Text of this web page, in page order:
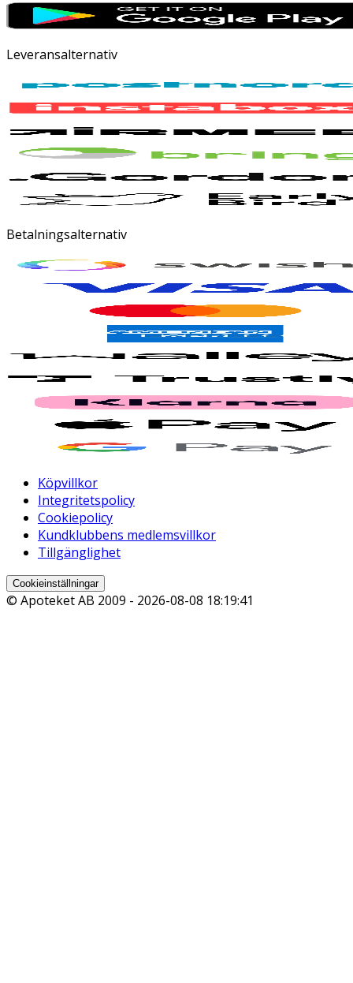
Leveransalternativ
Betalningsalternativ
Köpvillkor
Integritetspolicy
Cookiepolicy
Kundklubbens medlemsvillkor
Tillgänglighet
Cookieinställningar
© Apoteket AB 2009 - 2026-08-08 18:19:41